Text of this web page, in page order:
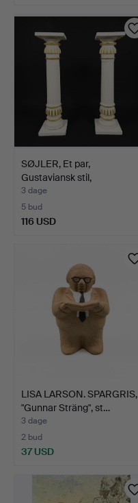
SØJLER, Et par,
Gustaviansk stil,
Bemalede…
3 dage
5 bud
116 USD
LISA LARSON. SPARGRIS,
"Gunnar Sträng", st…
3 dage
2 bud
37 USD